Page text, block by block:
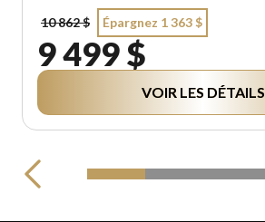
10 862 $
Épargnez 1 363 $
9 499 $
VOIR LES DÉTAILS